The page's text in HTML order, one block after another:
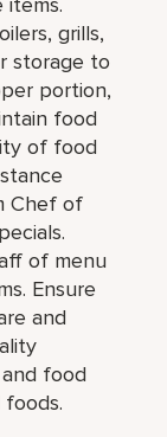
grills,
storage to
portion,
food
of food
Chef of
of menu
Ensure
and
food